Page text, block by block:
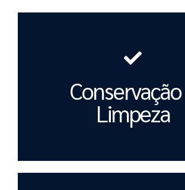
Limpeza